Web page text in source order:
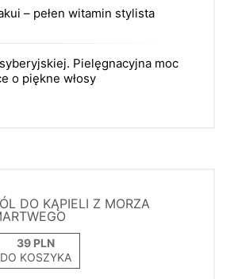
– pełen witamin stylista
Pielęgnacyjna moc
o piękne włosy
DO KĄPIELI Z MORZA
DO KOSZYKA